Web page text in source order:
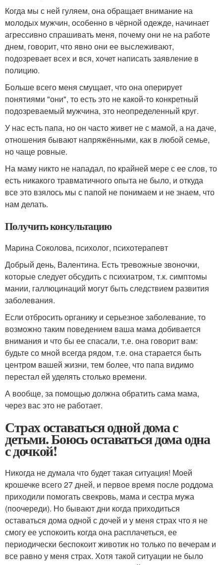
Когда мы с ней гуляем, она обращает внимание на
молодых мужчин, особенно в чёрной одежде, начинает
агрессивно спрашивать меня, почему они не на работе
днем, говорит, что явно они ее выслеживают,
подозревает всех и вся, хочет написать заявление в
полицию.
Больше всего меня смущает, что она оперирует
понятиями "они", то есть это не какой-то конкретный
подозреваемый мужчина, это неопределенный круг.
У нас есть папа, но он часто живет не с мамой, а на даче,
отношения бывают напряжёнными, как в любой семье,
но чаще ровные.
На маму никто не нападал, по крайней мере с ее слов, то
есть никакого травматичного опыта не было, и откуда
все это взялось мы с папой не понимаем и не знаем, что
нам делать.
Получить консультацию
Марина Соколова, психолог, психотерапевт
Добрый день, Валентина. Есть тревожные звоночки,
которые следует обсудить с психиатром, т.к. симптомы
мании, галлюцинаций могут быть следствием развития
заболевания.
Если отбросить органику и серьезное заболевание, то
возможно таким поведением ваша мама добивается
внимания и что бы ее спасали, т.е. она говорит вам:
будьте со мной всегда рядом, т.е. она старается быть
центром вашей жизни, тем более, что папа видимо
перестал ей уделять столько времени.
А вообще, за помощью должна обратить сама мама,
через вас это не работает.
Страх оставаться одной дома с
детьми. Боюсь оставаться дома одна
с дочкой!
Никогда не думала что будет такая ситуация! Моей
крошечке всего 27 дней, и первое время после роддома
приходили помогать свекровь, мама и сестра мужа
(поочереди). Но бывают дни когда приходиться
оставаться дома одной с дочей и у меня страх что я не
смогу ее успокоить когда она расплачеться, ее
периодически беспокоит животик но только по вечерам и
все равно у меня страх. Хотя такой ситуации не было